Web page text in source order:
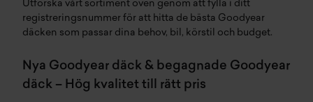
Utforska vårt sortiment oven genom att fylla i ditt
registreringsnummer för att hitta de bästa Goodyear
däcken som passar dina behov, bil, körstil och budget.
Nya Goodyear däck & begagnade Goodyear
däck – Hög kvalitet till rätt pris